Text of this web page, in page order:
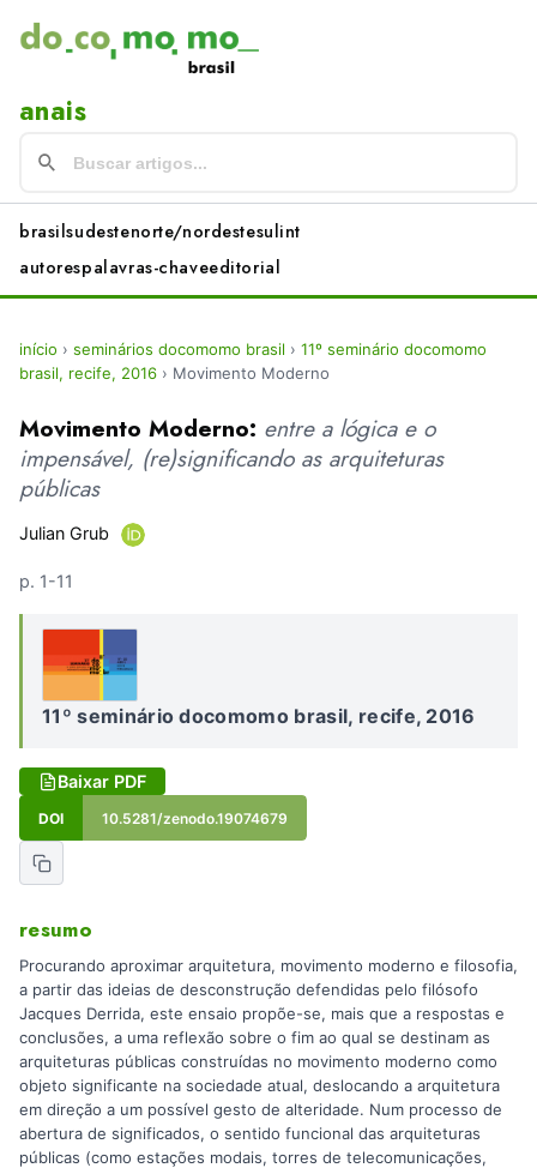
anais
brasilsudestenorte/nordestesulint
autorespalavras-chaveeditorial
início › seminários docomomo brasil › 11º seminário docomomo
brasil, recife, 2016 › Movimento Moderno
Movimento Moderno: entre a lógica e o
impensável, (re)significando as arquiteturas
públicas
Julian Grub
p. 1-11
11º seminário docomomo brasil, recife, 2016
Baixar PDF
DOI 10.5281/zenodo.19074679
resumo
Procurando aproximar arquitetura, movimento moderno e filosofia,
a partir das ideias de desconstrução defendidas pelo filósofo
Jacques Derrida, este ensaio propõe-se, mais que a respostas e
conclusões, a uma reflexão sobre o fim ao qual se destinam as
arquiteturas públicas construídas no movimento moderno como
objeto significante na sociedade atual, deslocando a arquitetura
em direção a um possível gesto de alteridade. Num processo de
abertura de significados, o sentido funcional das arquiteturas
públicas (como estações modais, torres de telecomunicações,